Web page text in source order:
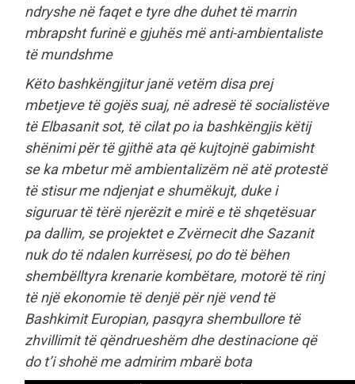
ndryshe në faqet e tyre dhe duhet të marrin
mbrapsht furinë e gjuhës më anti-ambientaliste
të mundshme
Këto bashkëngjitur janë vetëm disa prej
mbetjeve të gojës suaj, në adresë të socialistëve
të Elbasanit sot, të cilat po ia bashkëngjis këtij
shënimi për të gjithë ata që kujtojnë gabimisht
se ka mbetur më ambientalizëm në atë protestë
të stisur me ndjenjat e shumëkujt, duke i
siguruar të tërë njerëzit e mirë e të shqetësuar
pa dallim, se projektet e Zvërnecit dhe Sazanit
nuk do të ndalen kurrësesi, po do të bëhen
shembëlltyra krenarie kombëtare, motorë të rinj
të një ekonomie të denjë për një vend të
Bashkimit Europian, pasqyra shembullore të
zhvillimit të qëndrueshëm dhe destinacione që
do t’i shohë me admirim mbarë bota